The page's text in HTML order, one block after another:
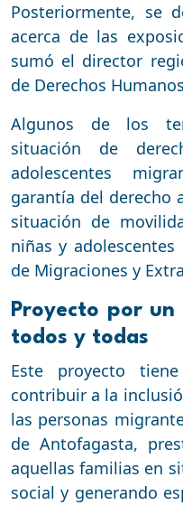
Posteriormente, se
acerca de las
sumó el director
de Derechos
Algunos de los
situación de
adolescentes
garantía del derecho
situación de
niñas y
de Migraciones y
Proyecto por un
todos y todas
Este proyecto
contribuir a la
las personas
de Antofagasta,
aquellas familias en
social y generando